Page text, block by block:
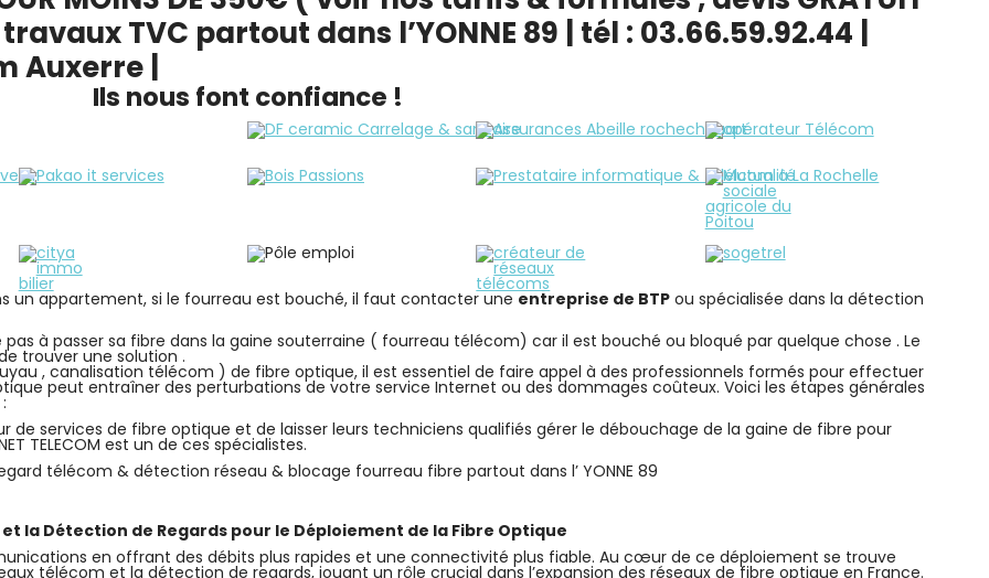
travaux TVC partout dans l’YONNE 89 | tél : 03.66.59.92.44 |
Auxerre
Ils nous font confiance !
un appartement, si le fourreau est bouché, il faut contacter uneentreprise de BTP ou spécialisée dans la détection
à passer sa fibre dans la gaine souterraine ( fourreau télécom) car il est bouché ou bloqué par quelque chose . Le
trouver une solution .
, canalisation télécom ) de fibre optique, il est essentiel de faire appel à des professionnels formés pour effectuer
peut entraîner des perturbations de votre service Internet ou des dommages coûteux. Voici les étapes générales
services de fibre optique et de laisser leurs techniciens qualifiés gérer le débouchage de la gaine de fibre pour
TELECOM est un de ces spécialistes.
télécom & détection réseau & blocage fourreau fibre partout dans l’ YONNE 89
la Détection de Regards pour le Déploiement de la Fibre Optique
en offrant des débits plus rapides et une connectivité plus fiable. Au cœur de ce déploiement se trouve
télécom et la détection de regards, jouant un rôle crucial dans l’expansion des réseaux de fibre optique en France.